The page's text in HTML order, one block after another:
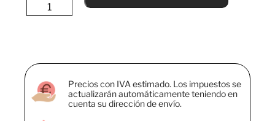
Precios con IVA estimado. Los impuestos se
actualizarán automáticamente teniendo en
cuenta su dirección de envío.